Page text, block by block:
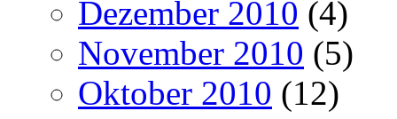
Dezember 2010 (4)
November 2010 (5)
Oktober 2010 (12)